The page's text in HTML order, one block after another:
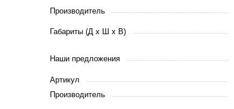
Производитель
Габариты (Д х Ш х В)
Наши предложения
Артикул
Производитель